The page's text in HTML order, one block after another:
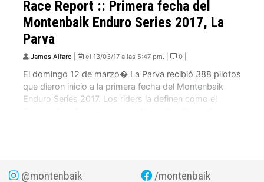
Race Report :: Primera fecha del
Montenbaik Enduro Series 2017, La
Parva
James Alfaro el 13/03/17 a las 5:47 pm. | 0 |
El domingo 12 de marzo� La Parva recibió 388 pilotos
que dieron inicio a la primera fecha del Montenbaik
Enduro Series 2017. Los riders la definen como el
@montenbaik /montenbaik